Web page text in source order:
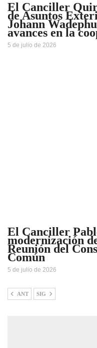
El Canciller
de Asuntos
Johann
avances en la
5 de julio de 2026
El Canciller
modernización
Reunión del
Común
5 de julio de 2026
ANT SIG